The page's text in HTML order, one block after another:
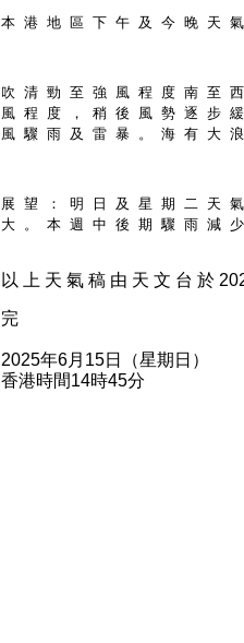
本 港 地 區 下 午 及 今 晚 天
吹 清 勁 至 強 風 程 度 南 至
風 程 度 ， 稍 後 風 勢 逐 步
風 驟 雨 及 雷 暴 。 海 有 大
展 望 ： 明 日 及 星 期 二 天
大 。 本 週 中 後 期 驟 雨 減
以 上 天 氣 稿 由 天 文 台 於
完
2025年6月15日（星期日）
香港時間14時45分